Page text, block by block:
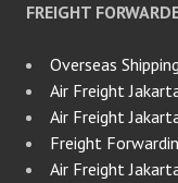
FREIGHT
Overseas
Air Freight
Air Freight
Freight
Air Freight